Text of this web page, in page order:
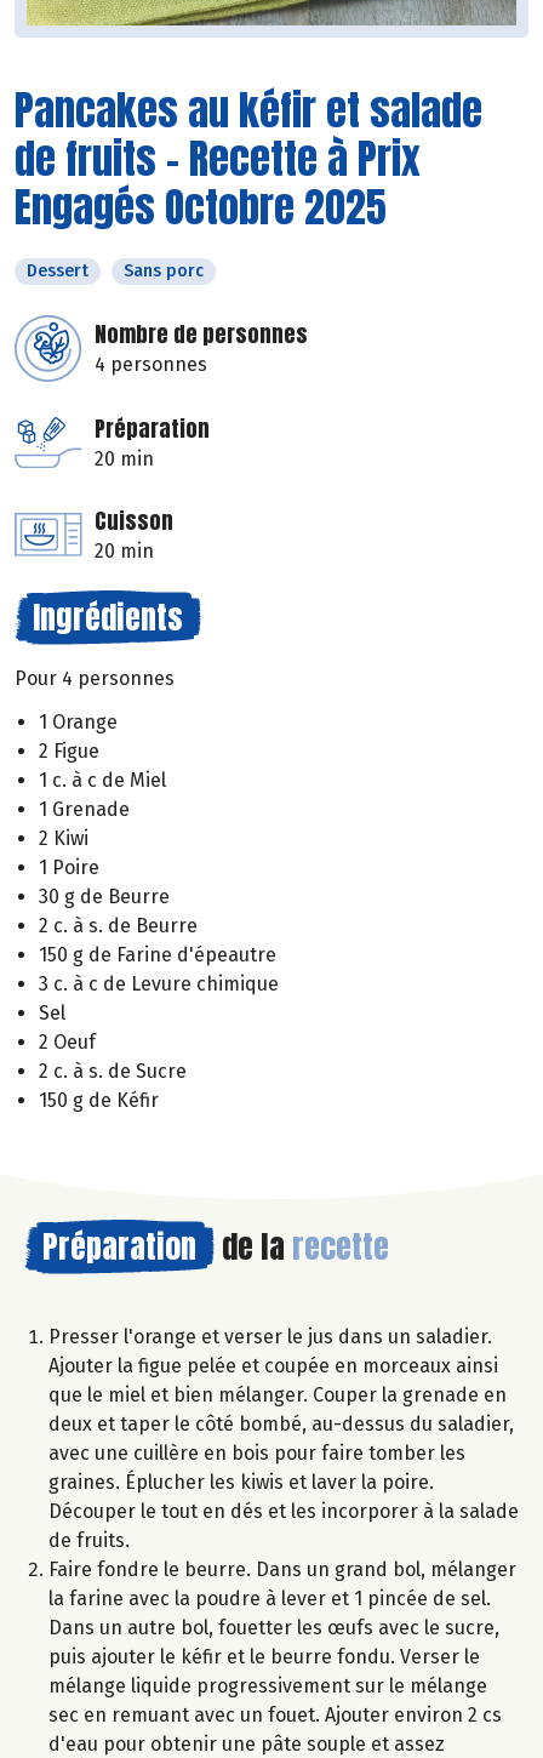
Pancakes au kéfir et salade
de fruits - Recette à Prix
Engagés Octobre 2025
Dessert Sans porc
Nombre de personnes
4 personnes
Préparation
20 min
Cuisson
20 min
Ingrédients
Pour 4 personnes
1 Orange
2 Figue
1 c. à c de Miel
1 Grenade
2 Kiwi
1 Poire
30 g de Beurre
2 c. à s. de Beurre
150 g de Farine d'épeautre
3 c. à c de Levure chimique
Sel
2 Oeuf
2 c. à s. de Sucre
150 g de Kéfir
Préparation de la recette
Presser l'orange et verser le jus dans un saladier.
Ajouter la figue pelée et coupée en morceaux ainsi
que le miel et bien mélanger. Couper la grenade en
deux et taper le côté bombé, au-dessus du saladier,
avec une cuillère en bois pour faire tomber les
graines. Éplucher les kiwis et laver la poire.
Découper le tout en dés et les incorporer à la salade
de fruits.
Faire fondre le beurre. Dans un grand bol, mélanger
la farine avec la poudre à lever et 1 pincée de sel.
Dans un autre bol, fouetter les œufs avec le sucre,
puis ajouter le kéfir et le beurre fondu. Verser le
mélange liquide progressivement sur le mélange
sec en remuant avec un fouet. Ajouter environ 2 cs
d'eau pour obtenir une pâte souple et assez